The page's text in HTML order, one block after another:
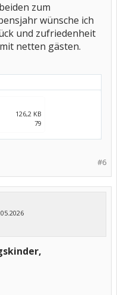
zum
wünsche ich
und zufriedenheit
netten gästen.
126,2 KB
79
#6